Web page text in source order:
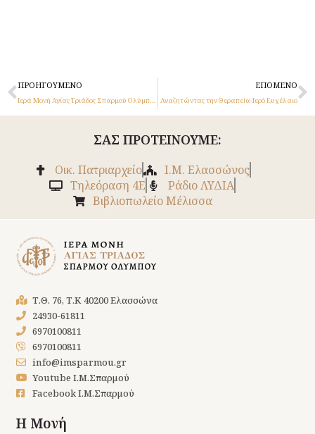
Prev
ΠΡΟΗΓΟΎΜΕΝΟ
Ιερά Μονή Αγίας Τριάδος Σπαρμού Ολύμπου
ΕΠΌΜΕΝΟ
Αναζητώντας την Θεραπεία-Ιερό Ευχέλαιο
ΣΑΣ ΠΡΟΤΕΙΝΟΥΜΕ:
Οικ. Πατριαρχείο
Ι.Μ. Ελασσώνος
Tηλεόραση 4Ε
Ράδιο ΛΥΔΙΑ
Βιβλιοπωλείο Μέλισσα
Τ.Θ. 76, Τ.Κ 40200 Ελασσώνα
24930-61811
6970100811
6970100811
info@imsparmou.gr
Youtube Ι.Μ.Σπαρμού
Facebook Ι.Μ.Σπαρμού
Η Μονή